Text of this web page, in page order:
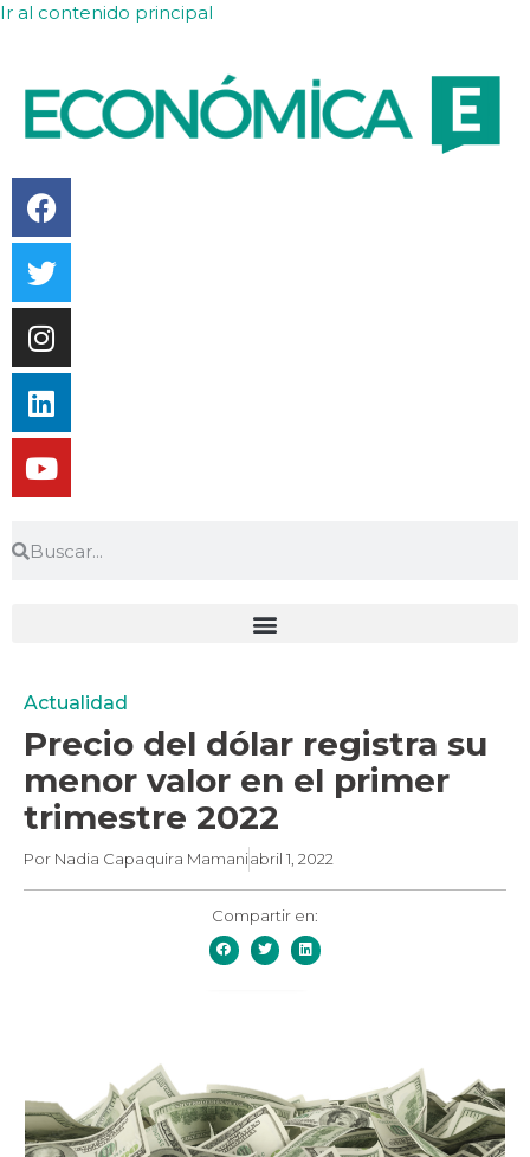
Ir al contenido principal
Actualidad
Precio del dólar registra su
menor valor en el primer
trimestre 2022
Por Nadia Capaquira Mamaniabril 1, 2022
Compartir en: